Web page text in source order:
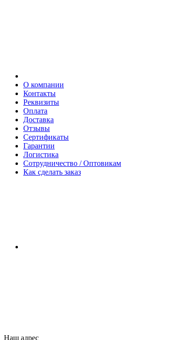
О компании
Контакты
Реквизиты
Оплата
Доставка
Отзывы
Сертификаты
Гарантии
Логистика
Сотрудничество / Оптовикам
Как сделать заказ
Наш адрес